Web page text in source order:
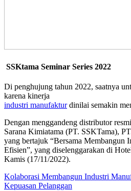
SSKtama Seminar Series 2022
Di penghujung tahun 2022, saatnya
karena kinerja
industri manufakturdinilai semakin
Dengan menggandeng distributor
Sarana Kimiatama (PT. SSKTama),
yang bertajuk “Bersama Membangun
Efisien”, yang diselenggarakan di
Kamis (17/11/2022).
Kolaborasi Membangun Industri
Kepuasan Pelanggan